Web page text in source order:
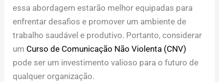
essa abordagem estarão melhor equipadas para
enfrentar desafios e promover um ambiente de
trabalho saudável e produtivo. Portanto, considerar
um Curso de Comunicação Não Violenta (CNV)
pode ser um investimento valioso para o futuro de
qualquer organização.